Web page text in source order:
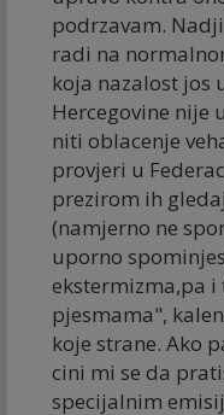
podrzavam.
radi na
koja nazalost jos
Hercegovine nije
niti oblacenje
provjeri u
prezirom ih
(namjerno ne
uporno
ekstermizma,pa i
pjesmama",
koje strane. Ako
cini mi se da
specijalnim